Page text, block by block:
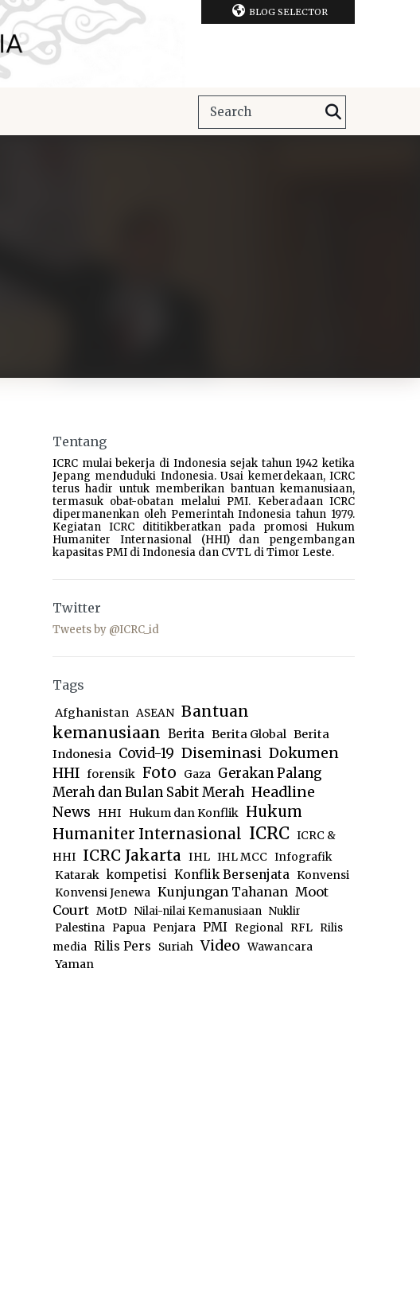
BLOG SELECTOR
Tentang
ICRC mulai bekerja di Indonesia sejak tahun 1942 ketika
Jepang menduduki Indonesia. Usai kemerdekaan, ICRC
terus hadir untuk memberikan bantuan kemanusiaan,
termasuk obat-obatan melalui PMI. Keberadaan ICRC
dipermanenkan oleh Pemerintah Indonesia tahun 1979.
Kegiatan ICRC dititikberatkan pada promosi Hukum
Humaniter Internasional (HHI) dan pengembangan
kapasitas PMI di Indonesia dan CVTL di Timor Leste.
Twitter
Tweets by @ICRC_id
Tags
Afghanistan ASEAN Bantuan
kemanusiaan Berita Berita Global Berita
Indonesia Covid-19 Diseminasi Dokumen
HHI forensik Foto Gaza Gerakan Palang
Merah dan Bulan Sabit Merah Headline
News
HHI Hukum dan Konflik Hukum
Humaniter Internasional ICRC ICRC &
HHI ICRC Jakarta IHL IHL MCC Infografik
Katarak kompetisi Konflik Bersenjata Konvensi
Konvensi Jenewa Kunjungan Tahanan Moot
Court MotD Nilai-nilai Kemanusiaan Nuklir
Palestina
Papua Penjara PMI Regional RFL
Rilis
media Rilis Pers Suriah Video Wawancara
Yaman